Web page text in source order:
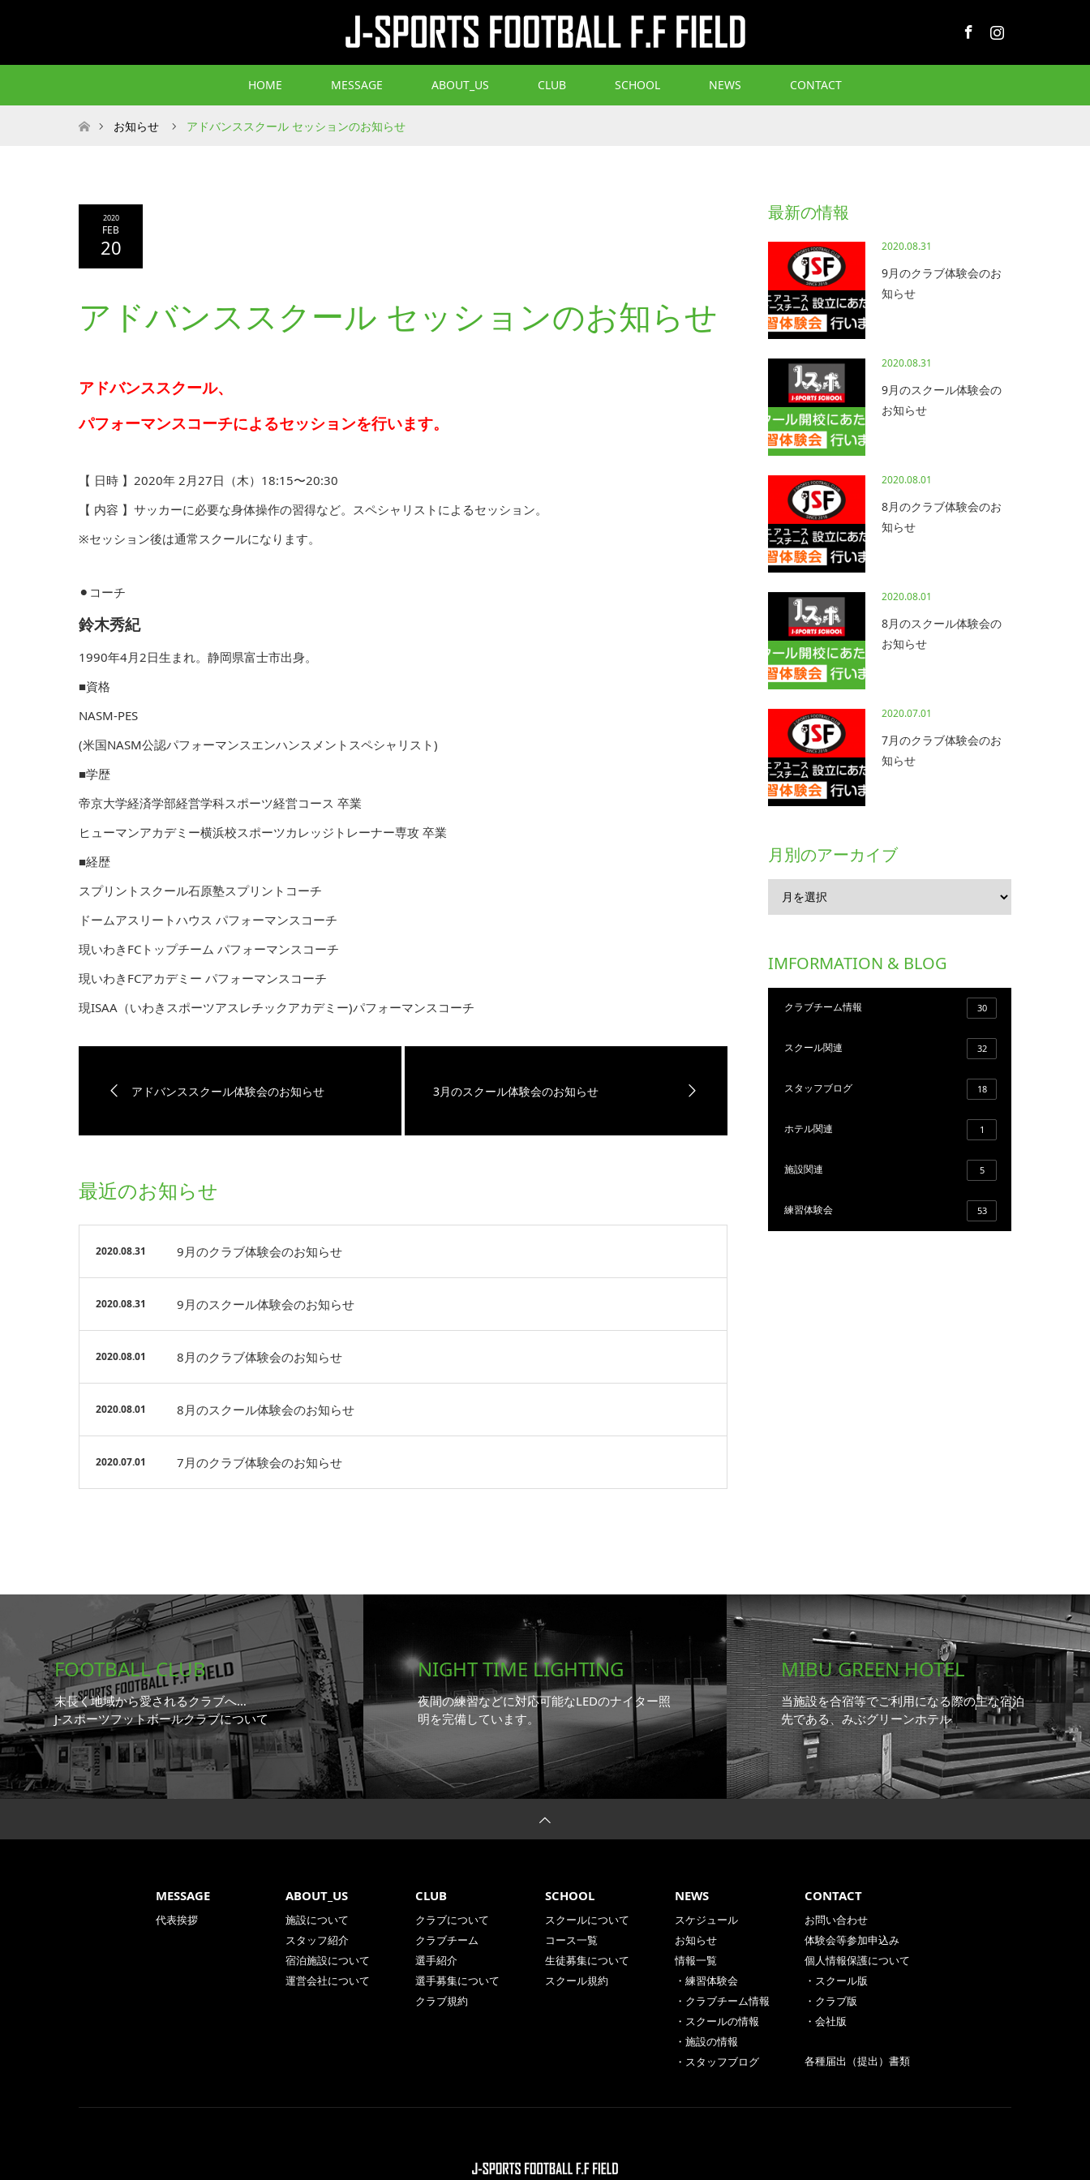
HOME MESSAGE ABOUT_US CLUB SCHOOL NEWS CONTACT
ホームお知らせ アドバンススクール セッションのお知らせ
2020
FEB
20
アドバンススクール セッションのお知らせ
アドバンススクール、
パフォーマンスコーチによるセッションを行います。
【 日時 】2020年 2月27日（木）18:15〜20:30
【 内容 】サッカーに必要な身体操作の習得など。スペシャリストによるセッション。
※セッション後は通常スクールになります。
⚫︎コーチ
鈴木秀紀
1990年4月2日生まれ。静岡県富士市出身。
■資格
NASM-PES
(米国NASM公認パフォーマンスエンハンスメントスペシャリスト)
■学歴
帝京大学経済学部経営学科スポーツ経営コース 卒業
ヒューマンアカデミー横浜校スポーツカレッジトレーナー専攻 卒業
■経歴
スプリントスクール石原塾スプリントコーチ
ドームアスリートハウス パフォーマンスコーチ
現いわきFCトップチーム パフォーマンスコーチ
現いわきFCアカデミー パフォーマンスコーチ
現ISAA（いわきスポーツアスレチックアカデミー)パフォーマンスコーチ
アドバンススクール体験会のお知らせ 3月のスクール体験会のお知らせ
最近のお知らせ
2020.08.31 9月のクラブ体験会のお知らせ
2020.08.31 9月のスクール体験会のお知らせ
2020.08.01 8月のクラブ体験会のお知らせ
2020.08.01 8月のスクール体験会のお知らせ
2020.07.01 7月のクラブ体験会のお知らせ
最新の情報
2020.08.31
9月のクラブ体験会のお
知らせ
2020.08.31
9月のスクール体験会の
お知らせ
2020.08.01
8月のクラブ体験会のお
知らせ
2020.08.01
8月のスクール体験会の
お知らせ
2020.07.01
7月のクラブ体験会のお
知らせ
月別のアーカイブ
IMFORMATION & BLOG
クラブチーム情報 30
スクール関連 32
スタッフブログ 18
ホテル関連 1
施設関連 5
練習体験会 53
FOOTBALL CLUB
末長く地域から愛されるクラブへ…
J-スポーツフットボールクラブについて
NIGHT TIME LIGHTING
夜間の練習などに対応可能なLEDのナイター照
明を完備しています。
MIBU GREEN HOTEL
当施設を合宿等でご利用になる際の主な宿泊
先である、みぶグリーンホテル
MESSAGE
代表挨拶
ABOUT_US
施設について
スタッフ紹介
宿泊施設について
運営会社について
CLUB
クラブについて
クラブチーム
選手紹介
選手募集について
クラブ規約
SCHOOL
スクールについて
コース一覧
生徒募集について
スクール規約
NEWS
スケジュール
お知らせ
情報一覧
・練習体験会
・クラブチーム情報
・スクールの情報
・施設の情報
・スタッフブログ
CONTACT
お問い合わせ
体験会等参加申込み
個人情報保護について
・スクール版
・クラブ版
・会社版
各種届出（提出）書類